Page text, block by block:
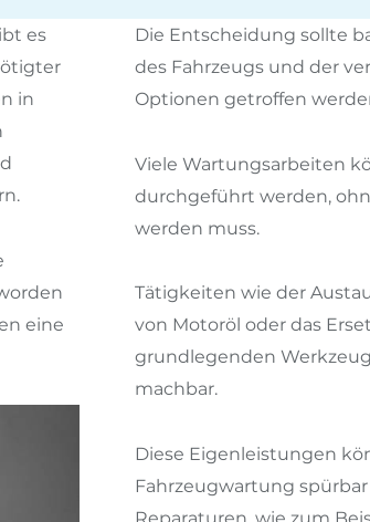
es
in
eine
Die Entscheidung sollte
des Fahrzeugs und der
Optionen getroffen
Viele Wartungsarbeiten
durchgeführt werden,
werden muss.
Tätigkeiten wie der
von Motoröl oder das
grundlegenden
machbar.
Diese Eigenleistungen
Fahrzeugwartung